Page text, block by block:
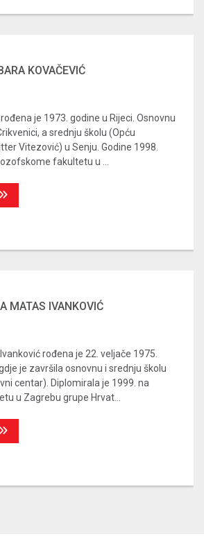
KOVAČEVIĆ
je 1973. godine u Rijeci. Osnovnu
a srednju školu (Opću
Vitezović) u Senju. Godine 1998.
fakultetu u ...
MATAS IVANKOVIĆ
rođena je 22. veljače 1975.
je završila osnovnu i srednju školu
centar). Diplomirala je 1999. na
u Zagrebu grupe Hrvat...